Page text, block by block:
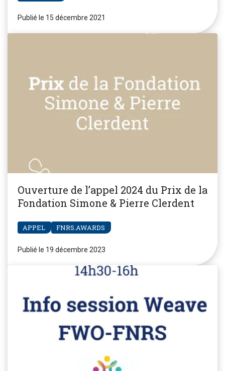
Publié le 15 décembre 2021
Ouverture de l’appel 2024 du Prix de la
Fondation Simone & Pierre Clerdent
APPEL FNRS.AWARDS
Publié le 19 décembre 2023